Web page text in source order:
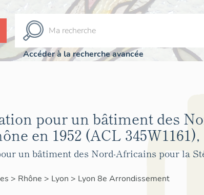
Accéder à la recherche avancée
pour un bâtiment des
en 1952 (ACL 345W1161),
un bâtiment des Nord-Africains pour la
> Rhône > Lyon > Lyon 8e Arrondissement